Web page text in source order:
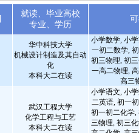
就读、毕业高校
专业、学历
华中科技大学
机械设计制造及其自动
化
本科大二在读
小学数学, 小
一初二数学,
初三物理, 初
一高二物理,
高三
武汉工程大学
化学工程与工艺
本科大二在读
小学语文, 小
二英语, 初一
初一初二化学,
三物理, 初三